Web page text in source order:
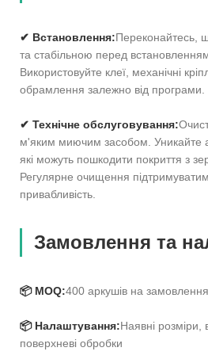
✔ Встановлення:Переконайтесь,
та стабільною перед
Використовуйте клеї, механічні
обрамлення залежно від програми.
✔ Технічне обслуговування:
м'яким миючим засобом. Уникайте
які можуть пошкодити покриття з
Регулярне очищення
привабливість.
Замовлення та
📦 MOQ:400 аркушів на замовлення
📦 Налаштування:Наявні розміри,
поверхневі обробки